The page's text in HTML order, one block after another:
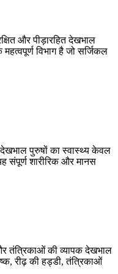
और पीड़ारहित देखभाल
विभाग है जो सर्जिकल
देखभाल पुरुषों का स्वास्थ्य केवल
संपूर्ण शारीरिक और मानस
तंत्रिकाओं की व्यापक देखभाल
रीढ़ की हड्डी, तंत्रिकाओं